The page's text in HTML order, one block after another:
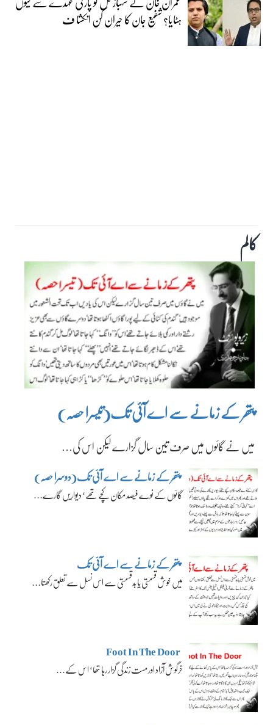
ہٹایا؟ شفیع جان کا حیران کن انکشا ف
کالم
پتھر کے زمانے سے اے آئی تک(تیسرا حصہ)
میں نے گائوں میں صرف تین سال گزارے لیکن اس کی…
پتھر کے زمانے سے اے آئی تک(دوسرا حصہ)
گائوں کے نوے فیصد مکان کچے تھے‘ دیواریں گارے…
پتھر کے زمانے سے اے آئی تک
میں خوش قسمتی یا بدقسمتی سے اس نسل سے تعلق رکھتا…
Foot In The Door
خرگوش آزاد اور مست زندگی گزار رہا تھا‘ اس کے…